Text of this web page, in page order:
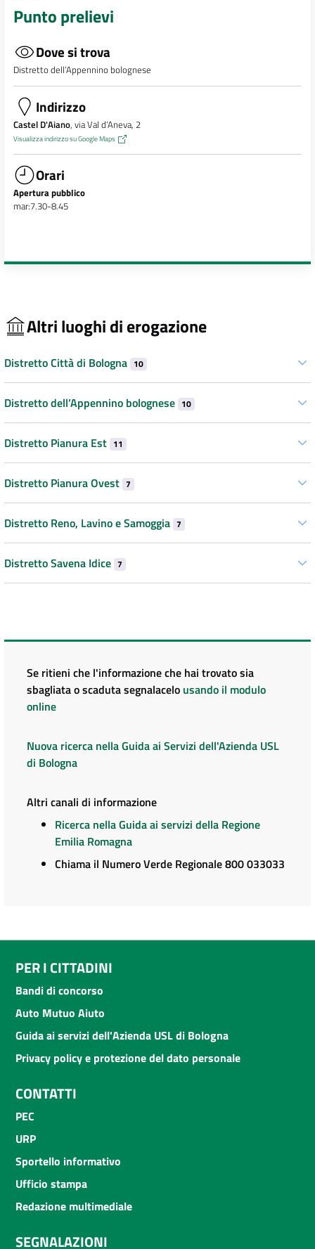
Punto prelievi
Dove si trova
Distretto dell’Appennino bolognese
Indirizzo
Castel D'Aiano, via Val d’Aneva, 2
Visualizza indirizzo su Google Maps
Orari
Apertura pubblico
mar:7.30-8.45
Altri luoghi di erogazione
Distretto Città di Bologna 10
Distretto dell’Appennino bolognese 10
Distretto Pianura Est 11
Distretto Pianura Ovest 7
Distretto Reno, Lavino e Samoggia 7
Distretto Savena Idice 7
Se ritieni che l'informazione che hai trovato sia
sbagliata o scaduta segnalacelo usando il modulo
online
Nuova ricerca nella Guida ai Servizi dell'Azienda USL
di Bologna
Altri canali di informazione
Ricerca nella Guida ai servizi della Regione
Emilia Romagna
Chiama il Numero Verde Regionale 800 033033
PER I CITTADINI
Bandi di concorso
Auto Mutuo Aiuto
Guida ai servizi dell'Azienda USL di Bologna
Privacy policy e protezione del dato personale
CONTATTI
PEC
URP
Sportello informativo
Ufficio stampa
Redazione multimediale
SEGNALAZIONI